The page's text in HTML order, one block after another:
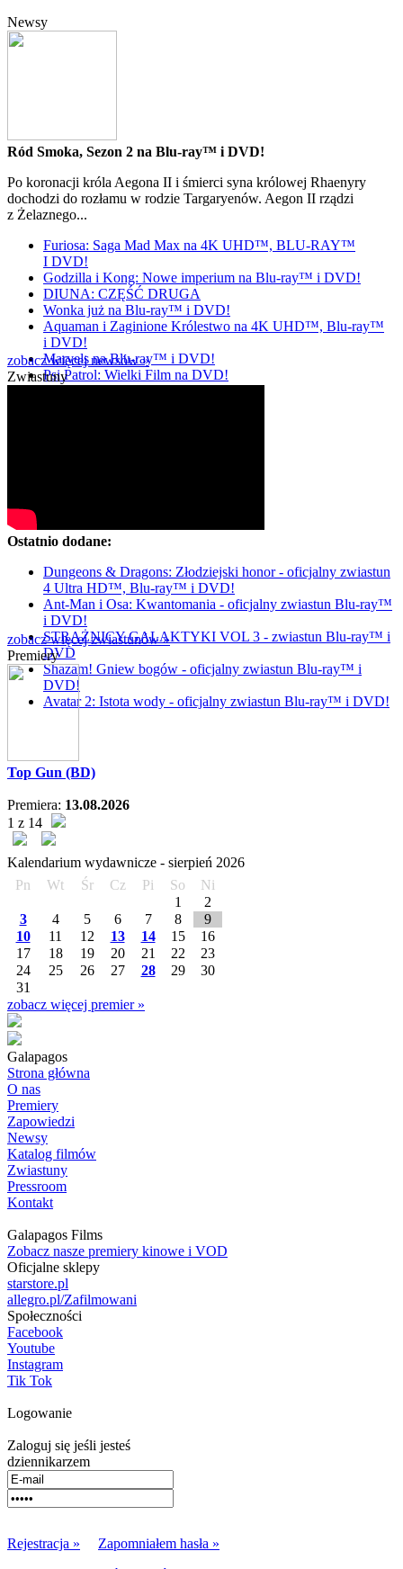
Newsy
Ród Smoka, Sezon 2 na Blu-ray™ i DVD!
Po koronacji króla Aegona II i śmierci syna królowej Rhaenyry
dochodzi do rozłamu w rodzie Targaryenów. Aegon II rządzi
z Żelaznego...
Furiosa: Saga Mad Max na 4K UHD™, BLU-RAY™
I DVD!
Godzilla i Kong: Nowe imperium na Blu-ray™ i DVD!
DIUNA: CZĘŚĆ DRUGA
Wonka już na Blu-ray™ i DVD!
Aquaman i Zaginione Królestwo na 4K UHD™, Blu-ray™
i DVD!
Marvels na Blu-ray™ i DVD!
Psi Patrol: Wielki Film na DVD!
zobacz więcej newsów »
Zwiastuny
Ostatnio dodane:
Dungeons & Dragons: Złodziejski honor - oficjalny zwiastun
4 Ultra HD™, Blu-ray™ i DVD!
Ant-Man i Osa: Kwantomania - oficjalny zwiastun Blu-ray™
i DVD!
STRAŻNICY GALAKTYKI VOL 3 - zwiastun Blu-ray™ i
DVD
Shazam! Gniew bogów - oficjalny zwiastun Blu-ray™ i
DVD!
Avatar 2: Istota wody - oficjalny zwiastun Blu-ray™ i DVD!
zobacz więcej zwiastunów »
Premiery
Top Gun (BD)
Premiera: 13.08.2026
1 z 14
Kalendarium wydawnicze - sierpień 2026
Pn
Wt Śr Cz Pi So
Ni
1
2
3
4 5 6 7 8
9
10
11 12 13 14 15
16
17
18 19 20 21 22
23
24
25 26 27 28 29
30
31
zobacz więcej premier »
Galapagos
Strona główna
O nas
Premiery
Zapowiedzi
Newsy
Katalog filmów
Zwiastuny
Pressroom
Kontakt
Galapagos Films
Zobacz nasze premiery kinowe i VOD
Oficjalne sklepy
starstore.pl
allegro.pl/Zafilmowani
Społeczności
Facebook
Youtube
Instagram
Tik Tok
Logowanie
Zaloguj się jeśli jesteś
dziennikarzem
Rejestracja »
Zapomniałem hasła »